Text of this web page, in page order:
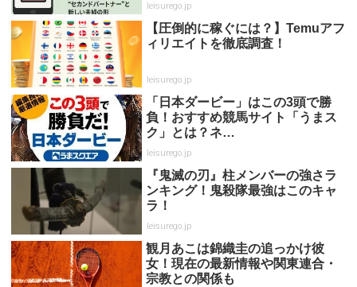
leisurego.jp
【圧倒的に稼ぐには？】Temuアフ
ィリエイトを徹底調査！
leisurego.jp
「日本ダービー」はこの3頭で勝
負！おすすめ競馬サイト「うまス
ク」とは？ネ…
leisurego.jp
『鬼滅の刃』柱メンバーの強さラ
ンキング！鬼殺隊最強はこのキャ
ラ！
leisurego.jp
観月あこは錦織圭の追っかけ彼
女！現在の最新情報や関東連合・
宗教との関係も